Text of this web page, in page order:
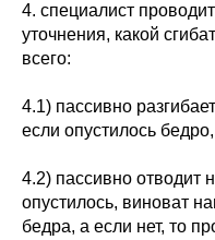
4. специалист
уточнения, какой
всего:
4.1) пассивно
если опустилось
4.2) пассивно отводит
опустилось, виноват
бедра, а если нет, то